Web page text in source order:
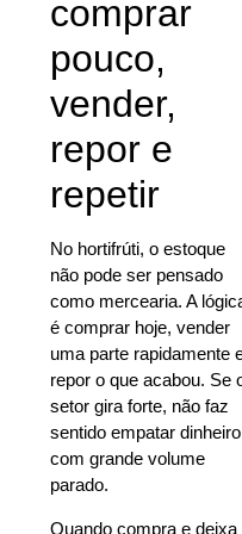
comprar
pouco,
vender,
repor e
repetir
No hortifrúti, o estoque
não pode ser pensado
como mercearia. A
é comprar hoje, vender
uma parte rapidamente
repor o que acabou. Se
setor gira forte, não faz
sentido empatar dinheiro
com grande volume
parado.
Quando compra e deixa